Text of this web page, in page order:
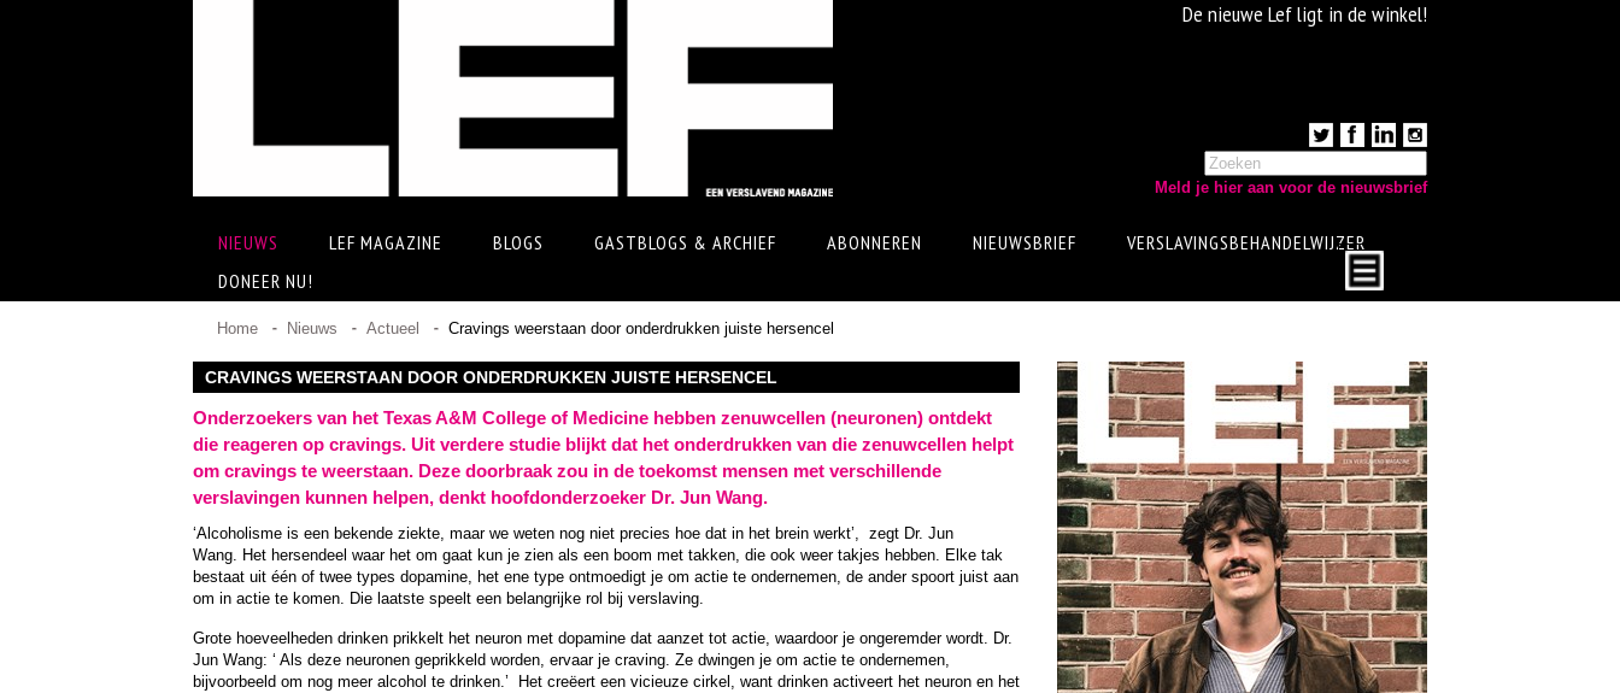
De nieuwe Lef ligt in de winkel!
Meld je hier aan voor de nieuwsbrief
NIEUWS LEF MAGAZINE BLOGS GASTBLOGS & ARCHIEF ABONNEREN NIEUWSBRIEF
VERSLAVINGSBEHANDELWIJZER
DONEER NU!
Home Nieuws Actueel Cravings weerstaan door onderdrukken juiste hersencel
CRAVINGS WEERSTAAN DOOR ONDERDRUKKEN JUISTE HERSENCEL
Onderzoekers van het Texas A&M College of Medicine hebben zenuwcellen (neuronen) ontdekt
die reageren op cravings. Uit verdere studie blijkt dat het onderdrukken van die zenuwcellen helpt
om cravings te weerstaan. Deze doorbraak zou in de toekomst mensen met verschillende
verslavingen kunnen helpen, denkt hoofdonderzoeker Dr. Jun Wang.
‘Alcoholisme is een bekende ziekte, maar we weten nog niet precies hoe dat in het brein werkt’, zegt Dr. Jun
Wang. Het hersendeel waar het om gaat kun je zien als een boom met takken, die ook weer takjes hebben. Elke tak
bestaat uit één of twee types dopamine, het ene type ontmoedigt je om actie te ondernemen, de ander spoort juist aan
om in actie te komen. Die laatste speelt een belangrijke rol bij verslaving.
Grote hoeveelheden drinken prikkelt het neuron met dopamine dat aanzet tot actie, waardoor je ongeremder wordt. Dr.
Jun Wang: ‘ Als deze neuronen geprikkeld worden, ervaar je craving. Ze dwingen je om actie te ondernemen,
bijvoorbeeld om nog meer alcohol te drinken.’ Het creëert een vicieuze cirkel, want drinken activeert het neuron en het